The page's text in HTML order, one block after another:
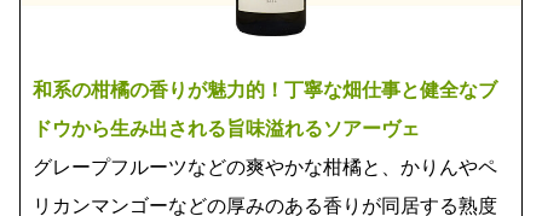
和系の柑橘の香りが魅力的！丁寧な畑仕事と健全なブ
ドウから生み出される旨味溢れるソアーヴェ
グレープフルーツなどの爽やかな柑橘と、かりんやペ
リカンマンゴーなどの厚みのある香りが同居する熟度